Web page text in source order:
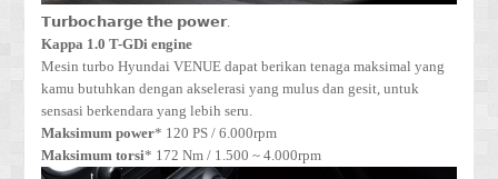
𝗧𝘂𝗿𝗯𝗼𝗰𝗵𝗮𝗿𝗴𝗲 𝘁𝗵𝗲 𝗽𝗼𝘄𝗲𝗿.
Kappa 1.0 T-GDi engine
Mesin turbo Hyundai VENUE dapat berikan tenaga maksimal yang
kamu butuhkan dengan akselerasi yang mulus dan gesit, untuk
sensasi berkendara yang lebih seru.
Maksimum power* 120 PS / 6.000rpm
Maksimum torsi* 172 Nm / 1.500 ~ 4.000rpm